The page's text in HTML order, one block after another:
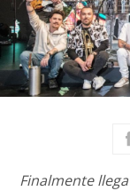
Finalmente